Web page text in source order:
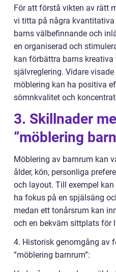
För att förstå vikten av rätt
vi titta på några
barns välbefinnande och
en organiserad och
kan förbättra barns kreativa
självreglering. Vidare
möblering kan ha positiva
sömnkvalitet och
3. Skillnader
”möblering
Möblering av barnrum kan
ålder, kön, personliga
och layout. Till exempel
ha fokus på en spjälsäng
medan ett tonårsrum kan
och en bekväm sittplats för
4. Historisk genomgång av
”möblering barnrum”: